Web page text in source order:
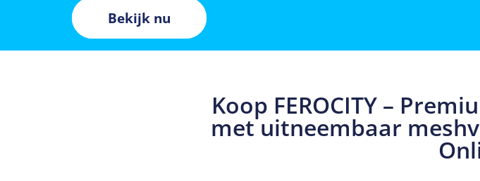
Bekijk nu
Koop FEROCITY –
met uitneembaar